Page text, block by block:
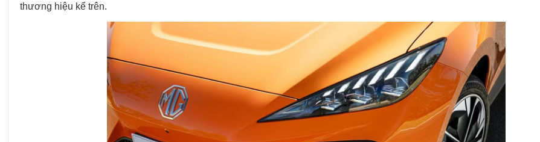
thương hiệu kể trên.